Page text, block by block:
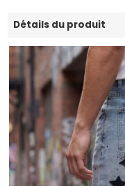
Détails du produit